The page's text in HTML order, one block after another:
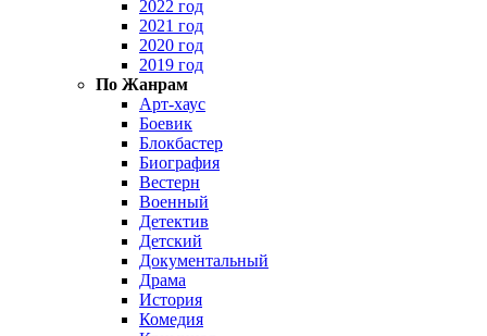
2022 год
2021 год
2020 год
2019 год
По Жанрам
Арт-хаус
Боевик
Блокбастер
Биография
Вестерн
Военный
Детектив
Детский
Документальный
Драма
История
Комедия